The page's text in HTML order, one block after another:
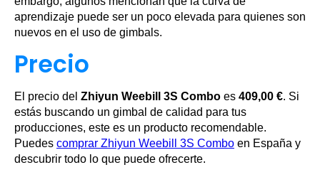
aprendizaje puede ser un poco elevada para quienes son
nuevos en el uso de gimbals.
Precio
El precio del Zhiyun Weebill 3S Combo es 409,00 €. Si
estás buscando un gimbal de calidad para tus
producciones, este es un producto recomendable.
Puedes comprar Zhiyun Weebill 3S Combo en España y
descubrir todo lo que puede ofrecerte.